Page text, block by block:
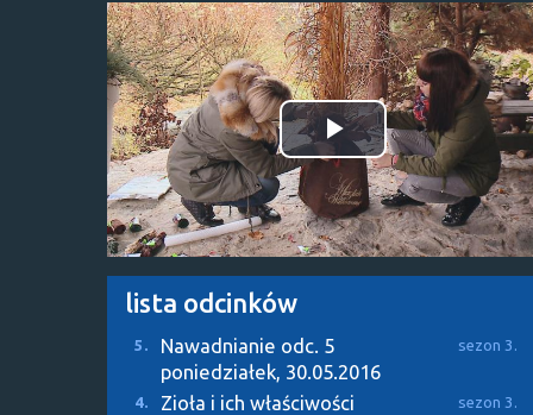
Odtwórz
wideo
lista odcinków
5. Nawadnianie odc. 5 sezon 3.
poniedziałek, 30.05.2016
4. Zioła i ich właściwości sezon 3.